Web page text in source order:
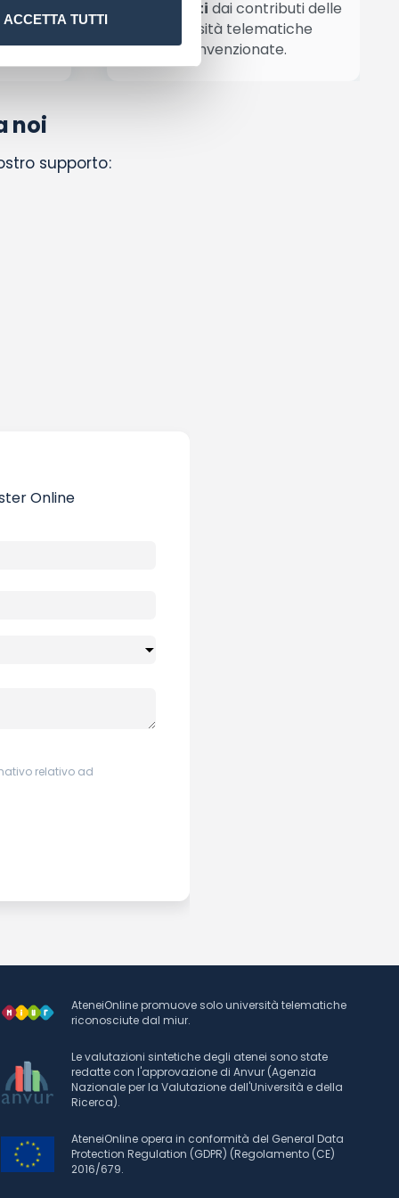
ACCETTA TUTTI
già coperti dai contributi delle
università telematiche
convenzionate.
noi
supporto:
Online
relativo ad
AteneiOnline promuove solo università telematiche
riconosciute dal miur.
Le valutazioni sintetiche degli atenei sono state
redatte con l'approvazione di Anvur (Agenzia
Nazionale per la Valutazione dell'Università e della
Ricerca).
AteneiOnline opera in conformità del General Data
Protection Regulation (GDPR) (Regolamento (CE)
2016/679.